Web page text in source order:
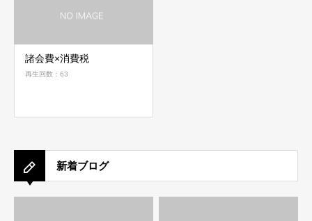
諸会費×消費税
再生回数：63
新着ブログ